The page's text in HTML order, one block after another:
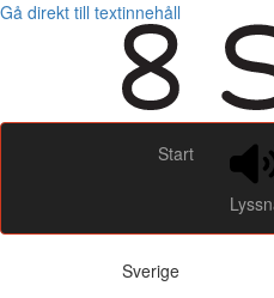
Gå direkt till textinnehåll
Start
Sverige